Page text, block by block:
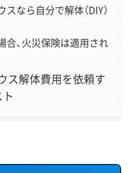
なら自分で解体（DIY）
合、火災保険は適用され
ス解体費用を依頼す